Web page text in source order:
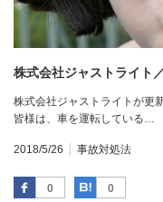
株式会社ジャストライト
株式会社ジャストライトが更
皆様は、車を運転している…
2018/5/26 事故対処法
0
Facebook 0
はてなブッ